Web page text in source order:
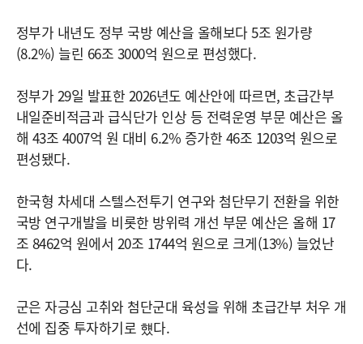
정부가 내년도 정부 국방 예산을 올해보다 5조 원가량
(8.2%) 늘린 66조 3000억 원으로 편성했다.
정부가 29일 발표한 2026년도 예산안에 따르면, 초급간부
내일준비적금과 급식단가 인상 등 전력운영 부문 예산은 올
해 43조 4007억 원 대비 6.2% 증가한 46조 1203억 원으로
편성됐다.
한국형 차세대 스텔스전투기 연구와 첨단무기 전환을 위한
국방 연구개발을 비롯한 방위력 개선 부문 예산은 올해 17
조 8462억 원에서 20조 1744억 원으로 크게(13%) 늘었난
다.
군은 자긍심 고취와 첨단군대 육성을 위해 초급간부 처우 개
선에 집중 투자하기로 헀다.